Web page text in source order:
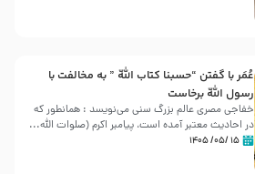
عُمَر با گفتن “حسبنا كتاب اللّه ” به مخالفت با
رسول اللّه برخاست
خفاجی مصری عالم بزرگ سنی می‌نویسد : همانطور که
در احادیث معتبر آمده است، پیامبر اکرم (صلوات اللّه...
۱۵ /۰۵/ ۱۴۰۵